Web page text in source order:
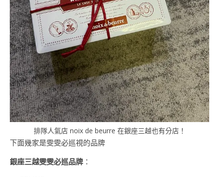
排隊人氣店 noix de beurre 在銀座三越也有分店！
下面幾家是雯雯必巡視的品牌
銀座三越雯雯必巡品牌 ：